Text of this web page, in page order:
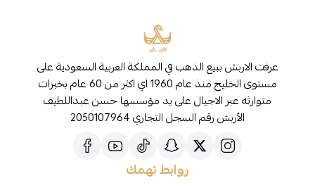
عرفت الاربش ببيع الذهب في المملكة العربية السعودية على
مستوى الخليج منذ عام 1960 اي اكثر من 60 عام بخبرات
متوارثه عبر الاجيال على يد مؤسسها حسن عبداللطيف
الأربش رقم السجل التجاري 2050107964
روابط تهمك